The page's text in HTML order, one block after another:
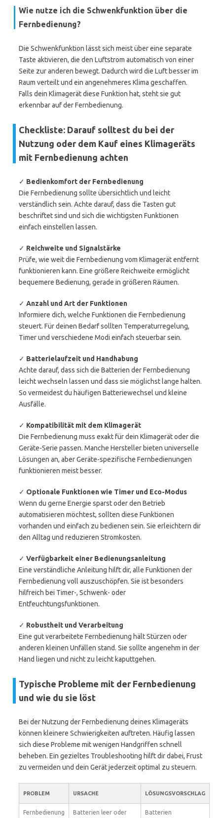
Wie nutze ich die Schwenkfunktion über die
Fernbedienung?
Die Schwenkfunktion lässt sich meist über eine separate
Taste aktivieren, die den Luftstrom automatisch von einer
Seite zur anderen bewegt. Dadurch wird die Luft besser im
Raum verteilt und ein angenehmeres Klima geschaffen.
Falls dein Klimagerät diese Funktion hat, steht sie gut
erkennbar auf der Fernbedienung.
Checkliste: Darauf solltest du bei der
Nutzung oder dem Kauf eines Klimageräts
mit Fernbedienung achten
✓ Bedienkomfort der Fernbedienung
Die Fernbedienung sollte übersichtlich und leicht
verständlich sein. Achte darauf, dass die Tasten gut
beschriftet sind und sich die wichtigsten Funktionen
einfach einstellen lassen.
✓ Reichweite und Signalstärke
Prüfe, wie weit die Fernbedienung vom Klimagerät entfernt
funktionieren kann. Eine größere Reichweite ermöglicht
bequemere Bedienung, gerade in größeren Räumen.
✓ Anzahl und Art der Funktionen
Informiere dich, welche Funktionen die Fernbedienung
steuert. Für deinen Bedarf sollten Temperaturregelung,
Timer und verschiedene Modi einfach steuerbar sein.
✓ Batterielaufzeit und Handhabung
Achte darauf, dass sich die Batterien der Fernbedienung
leicht wechseln lassen und dass sie möglichst lange halten.
So vermeidest du häufigen Batteriewechsel und kleine
Ausfälle.
✓ Kompatibilität mit dem Klimagerät
Die Fernbedienung muss exakt für dein Klimagerät oder die
Geräte-Serie passen. Manche Hersteller bieten universelle
Lösungen an, aber Geräte-spezifische Fernbedienungen
funktionieren meist besser.
✓ Optionale Funktionen wie Timer und Eco-Modus
Wenn du gerne Energie sparst oder den Betrieb
automatisieren möchtest, sollten diese Funktionen
vorhanden und einfach zu bedienen sein. Sie erleichtern dir
den Alltag und reduzieren Stromkosten.
✓ Verfügbarkeit einer Bedienungsanleitung
Eine verständliche Anleitung hilft dir, alle Funktionen der
Fernbedienung voll auszuschöpfen. Sie ist besonders
hilfreich bei Timer-, Schwenk- oder
Entfeuchtungsfunktionen.
✓ Robustheit und Verarbeitung
Eine gut verarbeitete Fernbedienung hält Stürzen oder
anderen kleinen Unfällen stand. Sie sollte angenehm in der
Hand liegen und nicht zu leicht kaputtgehen.
Typische Probleme mit der Fernbedienung
und wie du sie löst
Bei der Nutzung der Fernbedienung deines Klimageräts
können kleinere Schwierigkeiten auftreten. Häufig lassen
sich diese Probleme mit wenigen Handgriffen schnell
beheben. Ein gezieltes Troubleshooting hilft dir dabei, Frust
zu vermeiden und dein Gerät jederzeit optimal zu steuern.
PROBLEM URSACHE LÖSUNGSVORSCHLAG
Fernbedienung Batterien leer oder Batterien